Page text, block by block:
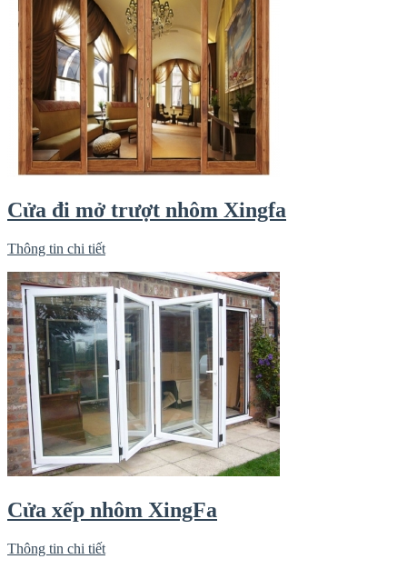
Cửa đi mở trượt nhôm Xingfa
Thông tin chi tiết
Cửa xếp nhôm XingFa
Thông tin chi tiết